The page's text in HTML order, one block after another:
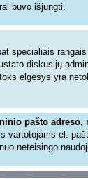
buvo išjungti.
specialiais
diskusijų
elgesys yra
pašto
vartotojams el.
neteisingo